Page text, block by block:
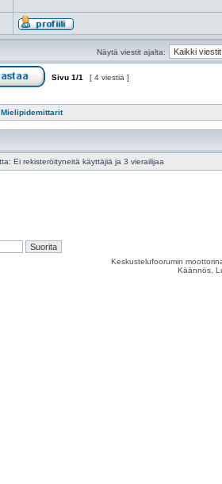
Näytä viestit ajalta:
Sivu 1/1 [ 4 viestiä ]
Mielipidemittarit
Ei rekisteröityneitä käyttäjiä ja 3 vierailijaa
Keskustelufoorumin
Käännös,